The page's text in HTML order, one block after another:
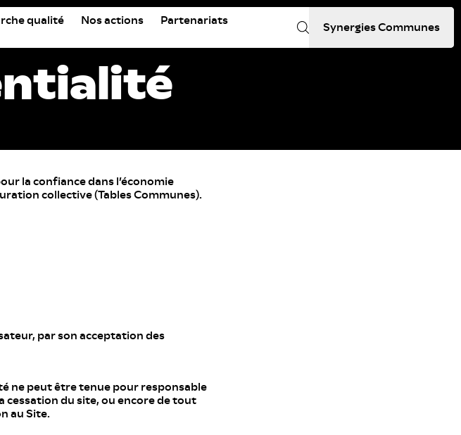
qualité Nos actions
Partenariats
Synergies Communes
la confiance dans l’économie
collective (Tables Communes).
par son acceptation des
ne peut être tenue pour responsable
cessation du site, ou encore de tout
au Site.